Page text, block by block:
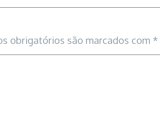
obrigatórios são marcados com *